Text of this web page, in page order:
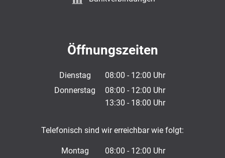
Öffnungszeiten
Dienstag 08:00 - 12:00 Uhr
Von 08:00 bis 12:00 Uhr
Donnerstag 08:00 - 12:00 Uhr
Von 08:00 bis 12:00 Uhr
13:30 - 18:00 Uhr
Telefonisch sind wir erreichbar wie folgt:
Montag 08:00 - 12:00 Uhr